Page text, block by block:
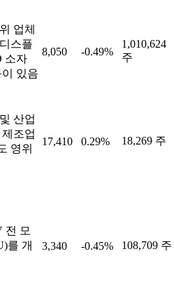
업체
스플
소자
있음
8,050 -0.49%
1,010,624
주
산업
조업
영위
17,410 0.29% 18,269 주
전 모
를 개
3,340 -0.45% 108,709 주